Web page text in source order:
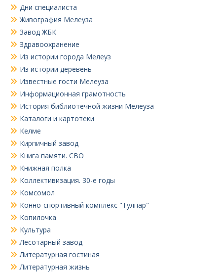
Дни специалиста
Живография Мелеуза
Завод ЖБК
Здравоохранение
Из истории города Мелеуз
Из истории деревень
Известные гости Мелеуза
Информационная грамотность
История библиотечной жизни Мелеуза
Каталоги и картотеки
Келме
Кирпичный завод
Книга памяти. СВО
Книжная полка
Коллективизация. 30-е годы
Комсомол
Конно-спортивный комплекс "Тулпар"
Копилочка
Культура
Лесотарный завод
Литературная гостиная
Литературная жизнь